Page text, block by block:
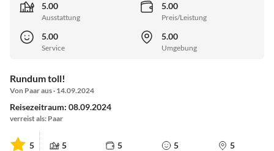
5.00
Ausstattung
5.00
Preis/Leistung
5.00
Service
5.00
Umgebung
Rundum toll!
Von Paar aus · 14.09.2024
Reisezeitraum: 08.09.2024
verreist als: Paar
5 5 5 5 5